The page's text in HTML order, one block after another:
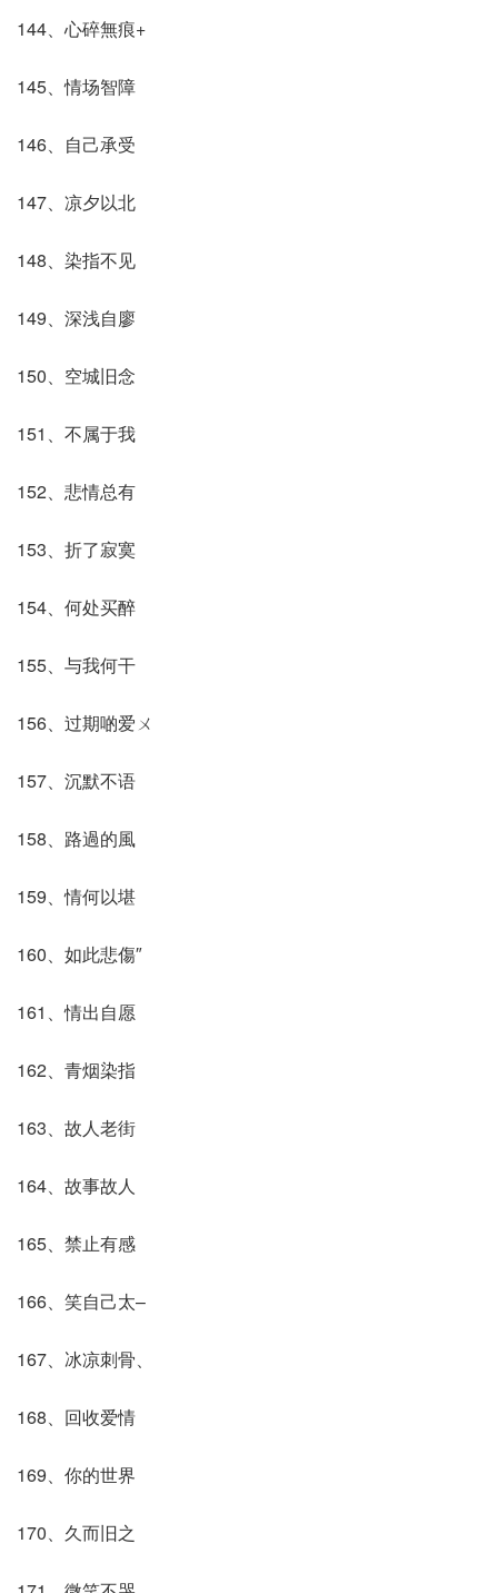
144、心碎無痕+
145、情场智障
146、自己承受
147、凉夕以北
148、染指不见
149、深浅自廖
150、空城旧念
151、不属于我
152、悲情总有
153、折了寂寞
154、何处买醉
155、与我何干
156、过期啲爱ㄨ
157、沉默不语
158、路過的風
159、情何以堪
160、如此悲傷″
161、情出自愿
162、青烟染指
163、故人老街
164、故事故人
165、禁止有感
166、笑自己太–
167、冰凉刺骨、
168、回收爱情
169、你的世界
170、久而旧之